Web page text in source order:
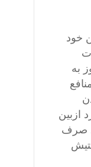
خود
به
ازبین
صرف